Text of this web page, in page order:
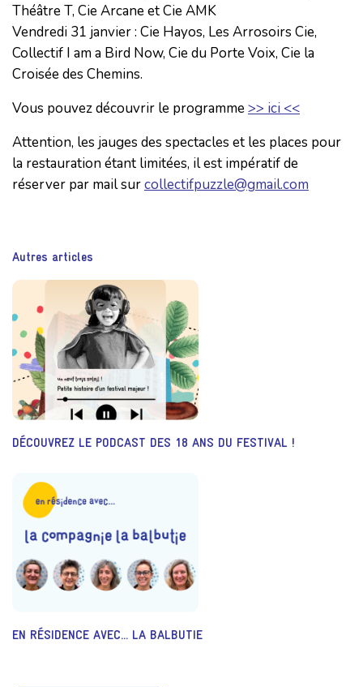
Théâtre T, Cie Arcane et Cie AMK
Vendredi 31 janvier : Cie Hayos, Les Arrosoirs Cie,
Collectif I am a Bird Now, Cie du Porte Voix, Cie la
Croisée des Chemins.
Vous pouvez découvrir le programme>> ici <<
Attention, les jauges des spectacles et les places pour
la restauration étant limitées, il est impératif de
réserver par mail surcollectifpuzzle@gmail.com
Autres articles
DÉCOUVREZ LE PODCAST DES 18 ANS DU FESTIVAL !
EN RÉSIDENCE AVEC... LA BALBUTIE